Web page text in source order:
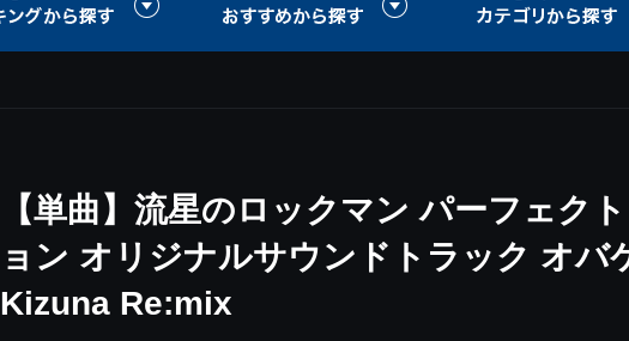
【単曲】流星のロックマン パーフェク
ョン オリジナルサウンドトラック オバ
Kizuna Re:mix